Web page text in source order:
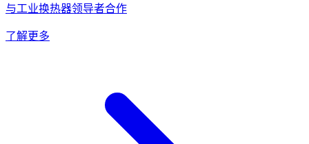
与工业换热器领导者合作
了解更多